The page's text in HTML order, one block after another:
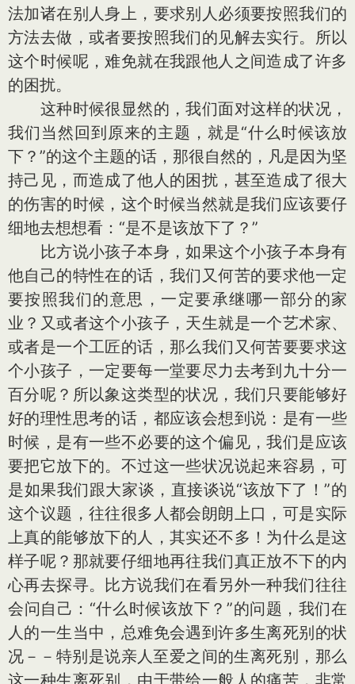
法加诸在别人身上，要求别人必须要按照我们的
方法去做，或者要按照我们的见解去实行。所以
这个时候呢，难免就在我跟他人之间造成了许多
的困扰。
这种时候很显然的，我们面对这样的状况，
我们当然回到原来的主题，就是“什么时候该放
下？”的这个主题的话，那很自然的，凡是因为坚
持己见，而造成了他人的困扰，甚至造成了很大
的伤害的时候，这个时候当然就是我们应该要仔
细地去想想看：“是不是该放下了？”
比方说小孩子本身，如果这个小孩子本身有
他自己的特性在的话，我们又何苦的要求他一定
要按照我们的意思，一定要承继哪一部分的家
业？又或者这个小孩子，天生就是一个艺术家、
或者是一个工匠的话，那么我们又何苦要要求这
个小孩子，一定要每一堂要尽力去考到九十分一
百分呢？所以象这类型的状况，我们只要能够好
好的理性思考的话，都应该会想到说：是有一些
时候，是有一些不必要的这个偏见，我们是应该
要把它放下的。不过这一些状况说起来容易，可
是如果我们跟大家谈，直接谈说“该放下了！”的
这个议题，往往很多人都会朗朗上口，可是实际
上真的能够放下的人，其实还不多！为什么是这
样子呢？那就要仔细地再往我们真正放不下的内
心再去探寻。比方说我们在看另外一种我们往往
会问自己：“什么时候该放下？”的问题，我们在
人的一生当中，总难免会遇到许多生离死别的状
况－－特别是说亲人至爱之间的生离死别，那么
这一种生离死别，由于带给一般人的痛苦，非常